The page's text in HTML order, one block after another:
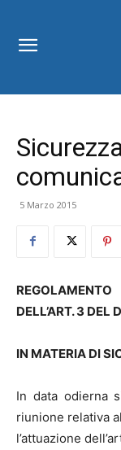
5 Marzo 2015
DELL’ART. 3
IN MATERIA DI
In data odierna
riunione relativa
l’attuazione